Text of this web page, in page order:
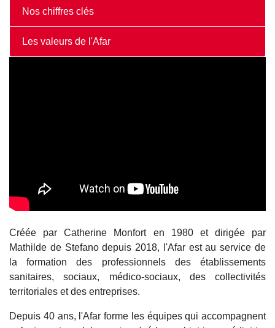
Nos chiffres clés
Les valeurs de l'Afar
Créée par Catherine Monfort en 1980 et dirigée par
Mathilde de Stefano depuis 2018, l'Afar est au service de
la formation des professionnels des établissements
sanitaires, sociaux, médico-sociaux, des collectivités
territoriales et des entreprises.
Depuis 40 ans, l'Afar forme les équipes qui accompagnent